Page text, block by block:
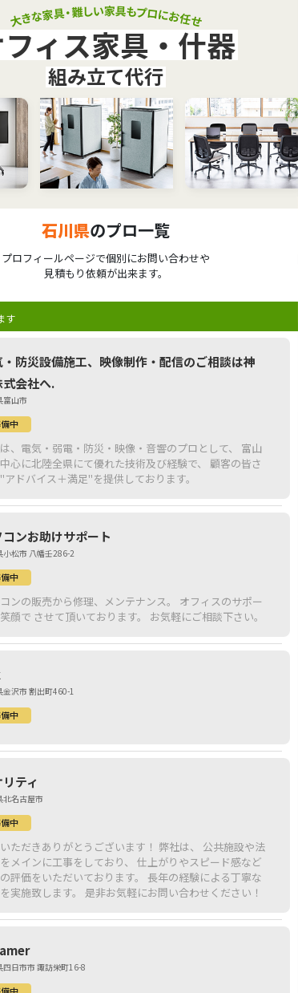
ィス家具・什器
組み立て代行
石川県のプロ一覧
プロフィールページで個別にお問い合わせや
見積もり依頼が出来ます。
す
・防災設備施工、映像制作・配信のご相談は神
式会社へ.
富山市
中
、電気・弱電・防災・映像・音響のプロとして、 富山
心に北陸全県にて優れた技術及び経験で、 顧客の皆さ
アドバイス＋満足"を提供しております。
コンお助けサポート
小松市 八幡壬286-2
中
ンの販売から修理、メンテナンス。 オフィスのサポー
顔で させて頂いております。 お気軽にご相談下さい。
金沢市 割出町460-1
中
ティ
北名古屋市
中
だきありがとうございます！ 弊社は、 公共施設や法
メインに工事をしており、 仕上がりやスピード感など
評価をいただいております。 長年の経験による丁寧な
施工を実施致します。 是非お気軽にお問い合わせください！
四日市市 諏訪栄町16-8
中